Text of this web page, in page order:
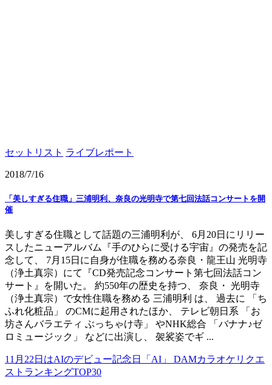
セットリスト ライブレポート
2018/7/16
「美しすぎる住職」三浦明利、奈良の光明寺で第七回法話コンサートを開
催
美しすぎる住職として話題の三浦明利が、 6月20日にリリー
スしたニューアルバム『手のひらに受ける宇宙』の発売を記
念して、 7月15日に自身が住職を務める奈良・龍王山 光明寺
（浄土真宗）にて『CD発売記念コンサート第七回法話コン
サート』を開いた。 約550年の歴史を持つ、 奈良・ 光明寺
（浄土真宗）で女性住職を務める 三浦明利 は、 過去に 「ち
ふれ化粧品」 のCMに起用されたほか、 テレビ朝日系 「お
坊さんバラエティ ぶっちゃけ寺」 やNHK総合 「バナナ♪ゼ
ロミュージック」 などに出演し、 袈裟姿でギ ...
11月22日はAIのデビュー記念日「AI」 DAMカラオケリクエ
ストランキングTOP30